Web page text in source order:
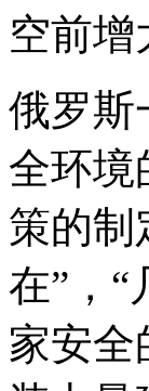
空前增
俄罗斯
全环境
策的制
在”，“
家安全